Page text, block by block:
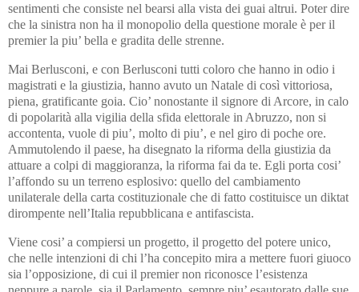
sentimenti che consiste nel bearsi alla vista dei guai altrui. Poter dire
che la sinistra non ha il monopolio della questione morale è per il
premier la piu’ bella e gradita delle strenne.
Mai Berlusconi, e con Berlusconi tutti coloro che hanno in odio i
magistrati e la giustizia, hanno avuto un Natale di così vittoriosa,
piena, gratificante goia. Cio’ nonostante il signore di Arcore, in calo
di popolarità alla vigilia della sfida elettorale in Abruzzo, non si
accontenta, vuole di piu’, molto di piu’, e nel giro di poche ore.
Ammutolendo il paese, ha disegnato la riforma della giustizia da
attuare a colpi di maggioranza, la riforma fai da te. Egli porta cosi’
l’affondo su un terreno esplosivo: quello del cambiamento
unilaterale della carta costituzionale che di fatto costituisce un diktat
dirompente nell’Italia repubblicana e antifascista.
Viene cosi’ a compiersi un progetto, il progetto del potere unico,
che nelle intenzioni di chi l’ha concepito mira a mettere fuori giuoco
sia l’opposizione, di cui il premier non riconosce l’esistenza